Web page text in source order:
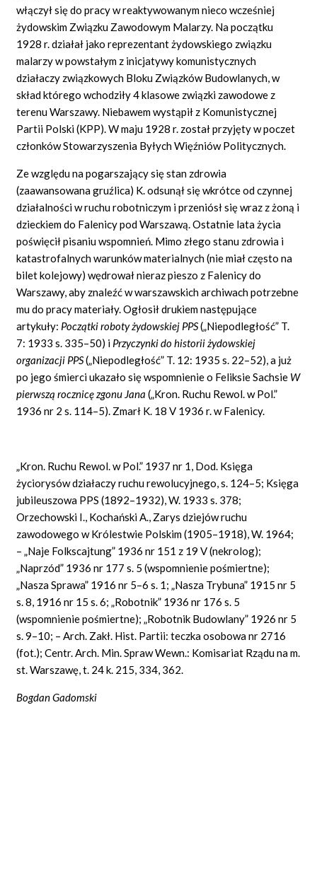
włączył się do pracy w reaktywowanym nieco wcześniej
żydowskim Związku Zawodowym Malarzy. Na początku
1928 r. działał jako reprezentant żydowskiego związku
malarzy w powstałym z inicjatywy komunistycznych
działaczy związkowych Bloku Związków Budowlanych, w
skład którego wchodziły 4 klasowe związki zawodowe z
terenu Warszawy. Niebawem wystąpił z Komunistycznej
Partii Polski (KPP). W maju 1928 r. został przyjęty w poczet
członków Stowarzyszenia Byłych Więźniów Politycznych.
Ze względu na pogarszający się stan zdrowia
(zaawansowana gruźlica) K. odsunął się wkrótce od czynnej
działalności w ruchu robotniczym i przeniósł się wraz z żoną i
dzieckiem do Falenicy pod Warszawą. Ostatnie lata życia
poświęcił pisaniu wspomnień. Mimo złego stanu zdrowia i
katastrofalnych warunków materialnych (nie miał często na
bilet kolejowy) wędrował nieraz pieszo z Falenicy do
Warszawy, aby znaleźć w warszawskich archiwach potrzebne
mu do pracy materiały. Ogłosił drukiem następujące
artykuły: Początki roboty żydowskiej PPS(„Niepodległość” T.
7: 1933 s. 335–50) i Przyczynki do historii żydowskiej
organizacji PPS(„Niepodległość” T. 12: 1935 s. 22–52), a już
po jego śmierci ukazało się wspomnienie o Feliksie Sachsie W
pierwszą rocznicę zgonu Jana („Kron. Ruchu Rewol. w Pol.”
1936 nr 2 s. 114–5). Zmarł K. 18 V 1936 r. w Falenicy.
„Kron. Ruchu Rewol. w Pol.” 1937 nr 1, Dod. Księga
życiorysów działaczy ruchu rewolucyjnego, s. 124–5; Księga
jubileuszowa PPS (1892–1932), W. 1933 s. 378;
Orzechowski I., Kochański A., Zarys dziejów ruchu
zawodowego w Królestwie Polskim (1905–1918), W. 1964;
– „Naje Folkscajtung” 1936 nr 151 z 19 V (nekrolog);
„Naprzód” 1936 nr 177 s. 5 (wspomnienie pośmiertne);
„Nasza Sprawa” 1916 nr 5–6 s. 1; „Nasza Trybuna” 1915 nr 5
s. 8, 1916 nr 15 s. 6; „Robotnik” 1936 nr 176 s. 5
(wspomnienie pośmiertne); „Robotnik Budowlany” 1926 nr 5
s. 9–10; – Arch. Zakł. Hist. Partii: teczka osobowa nr 2716
(fot.); Centr. Arch. Min. Spraw Wewn.: Komisariat Rządu na m.
st. Warszawę, t. 24 k. 215, 334, 362.
Bogdan Gadomski